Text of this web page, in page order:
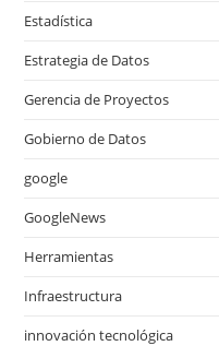
Estadística
Estrategia de Datos
Gerencia de Proyectos
Gobierno de Datos
google
GoogleNews
Herramientas
Infraestructura
innovación tecnológica